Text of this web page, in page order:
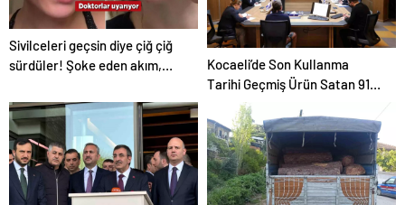
Sivilceleri geçsin diye çiğ çiğ
sürdüler! Şoke eden akım,
Kocaeli’de Son Kullanma
Tarihi Geçmiş Ürün Satan 91
Market Ceza Aldı